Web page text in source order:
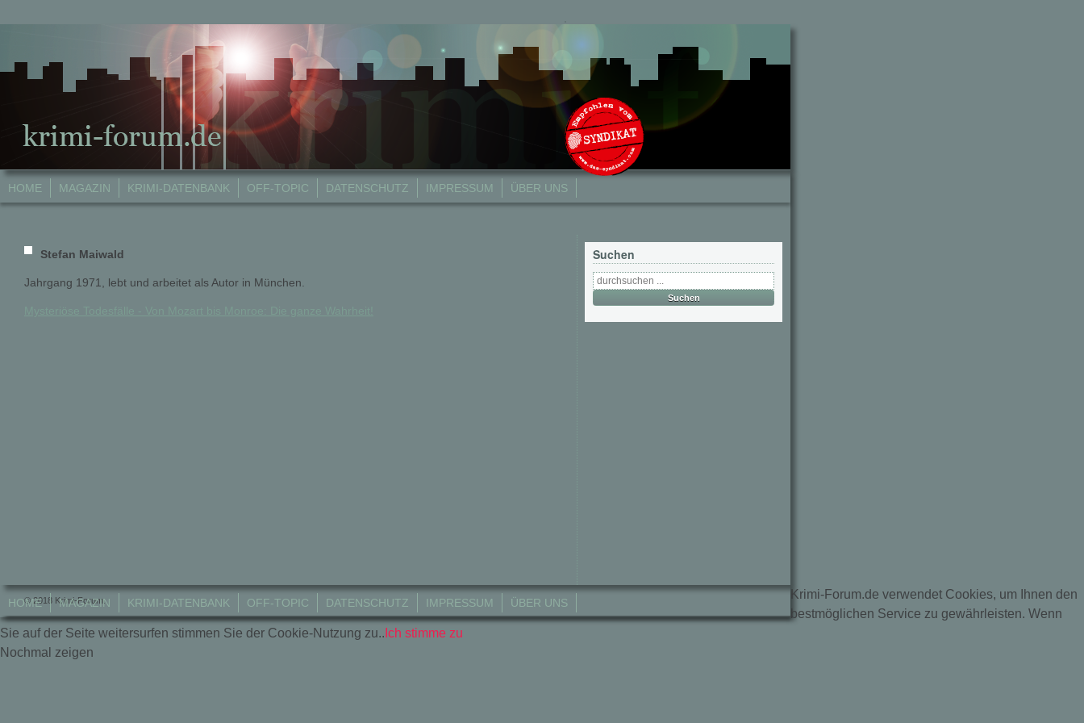
HOME MAGAZIN KRIMI-DATENBANK OFF-TOPIC DATENSCHUTZ IMPRESSUM ÜBER UNS
Stefan Maiwald
Jahrgang 1971, lebt und arbeitet als Autor in München.
Suchen
HOME MAGAZIN KRIMI-DATENBANK OFF-TOPIC DATENSCHUTZ IMPRESSUM ÜBER UNS
© 2018 Krimi-Forum.
Krimi-Forum.de verwendet Cookies, um Ihnen den
bestmöglichen Service zu gewährleisten. Wenn
Sie auf der Seite weitersurfen stimmen Sie der Cookie-Nutzung zu.. Ich stimme zu
Nochmal zeigen